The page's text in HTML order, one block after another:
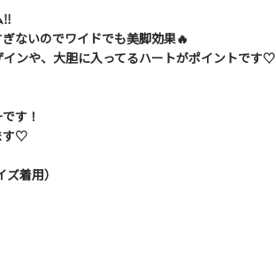
‼︎
ないのでワイドでも美脚効果🔥
ンや、大胆に入ってるハートがポイントです♡
す！
す♡
着用）